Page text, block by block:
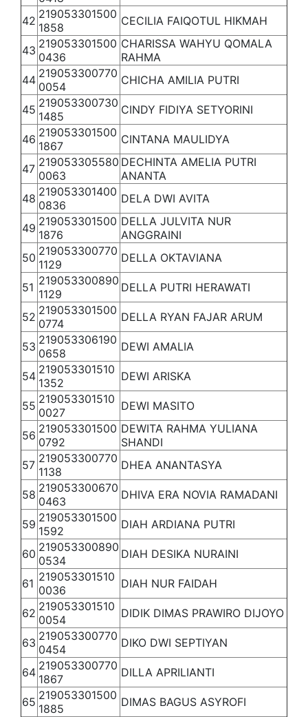
42 219053301500
1858
CECILIA FAIQOTUL HIKMAH
43 219053301500
0436
CHARISSA WAHYU QOMALA
RAHMA
44 219053300770
0054
CHICHA AMILIA PUTRI
45 219053300730
1485
CINDY FIDIYA SETYORINI
46 219053301500
1867
CINTANA MAULIDYA
47 219053305580
0063
DECHINTA AMELIA PUTRI
ANANTA
48 219053301400
0836
DELA DWI AVITA
49 219053301500
1876
DELLA JULVITA NUR
ANGGRAINI
50 219053300770
1129
DELLA OKTAVIANA
51 219053300890
1129
DELLA PUTRI HERAWATI
52 219053301500
0774
DELLA RYAN FAJAR ARUM
53 219053306190
0658
DEWI AMALIA
54 219053301510
1352
DEWI ARISKA
55 219053301510
0027
DEWI MASITO
56 219053301500
0792
DEWITA RAHMA YULIANA
SHANDI
57 219053300770
1138
DHEA ANANTASYA
58 219053300670
0463
DHIVA ERA NOVIA RAMADANI
59 219053301500
1592
DIAH ARDIANA PUTRI
60 219053300890
0534
DIAH DESIKA NURAINI
61 219053301510
0036
DIAH NUR FAIDAH
62 219053301510
0054
DIDIK DIMAS PRAWIRO DIJOYO
63 219053300770
0454
DIKO DWI SEPTIYAN
64 219053300770
1867
DILLA APRILIANTI
65 219053301500
1885
DIMAS BAGUS ASYROFI